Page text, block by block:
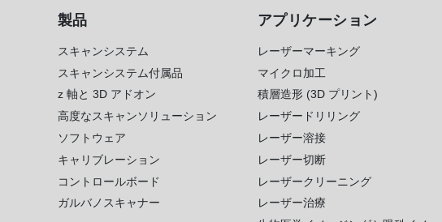
製品
スキャンシステム
スキャンシステム付属品
z 軸と 3D アドオン
高度なスキャンソリューション
ソフトウェア
キャリブレーション
コントロールボード
ガルバノスキャナー
アプリケーション
レーザーマーキング
マイクロ加工
積層造形 (3D プリント)
レーザードリリング
レーザー溶接
レーザー切断
レーザークリーニング
レーザー治療